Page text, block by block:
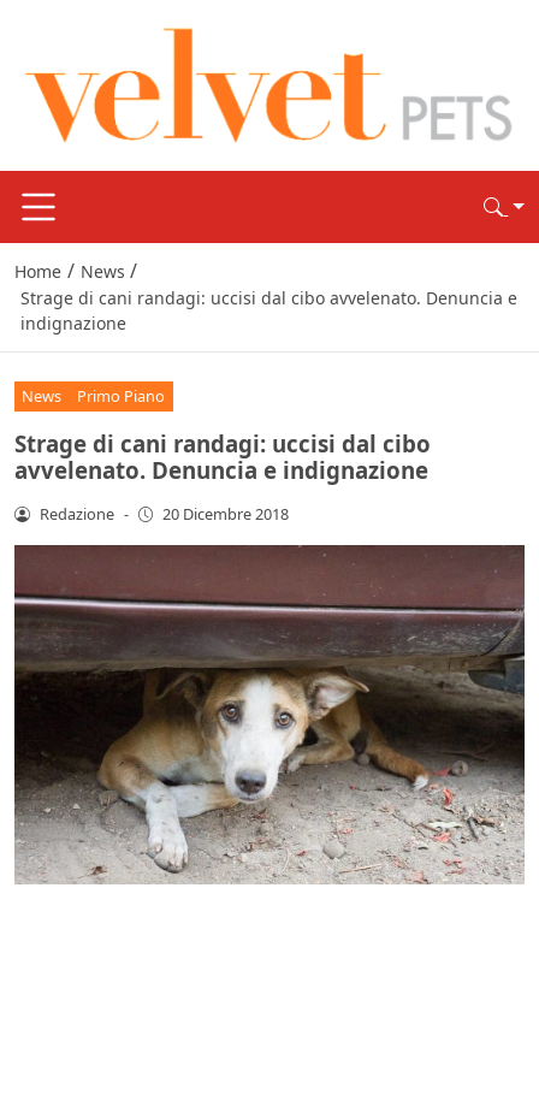
Home / News /
Strage di cani randagi: uccisi dal cibo avvelenato. Denuncia e
indignazione
News Primo Piano
Strage di cani randagi: uccisi dal cibo
avvelenato. Denuncia e indignazione
Redazione - 20 Dicembre 2018